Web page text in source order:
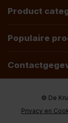
Product
Populaire
Privacy en
© De